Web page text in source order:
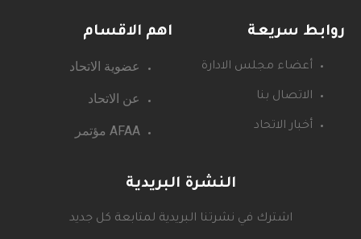
روابط سريعة
أعضاء مجلس الادارة
الاتصال بنا
أخبار الاتحاد
اهم الاقسام
عضوية الاتحاد
عن الاتحاد
AFAA مؤتمر
النشرة البريدية
اشترك في نشرتنا البريدية لمتابعة كل جديد